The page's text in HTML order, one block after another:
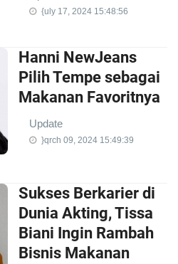
{uly 17, 2024 15:48:56
Hanni NewJeans
Pilih Tempe sebagai
Makanan Favoritnya
Update
}qrch 09, 2024 15:49:39
Sukses Berkarier di
Dunia Akting, Tissa
Biani Ingin Rambah
Bisnis Makanan